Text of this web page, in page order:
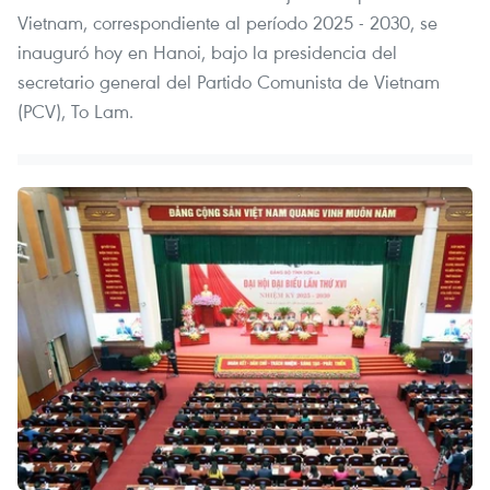
Vietnam, correspondiente al período 2025 - 2030, se
inauguró hoy en Hanoi, bajo la presidencia del
secretario general del Partido Comunista de Vietnam
(PCV), To Lam.